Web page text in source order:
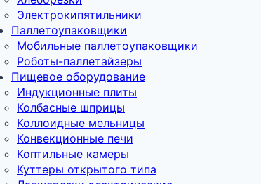
Электрокипятильники
Паллетоупаковщики
Мобильные паллетоупаковщики
Роботы-паллетайзеры
Пищевое оборудование
Индукционные плиты
Колбасные шприцы
Коллоидные мельницы
Конвекционные печи
Коптильные камеры
Куттеры открытого типа